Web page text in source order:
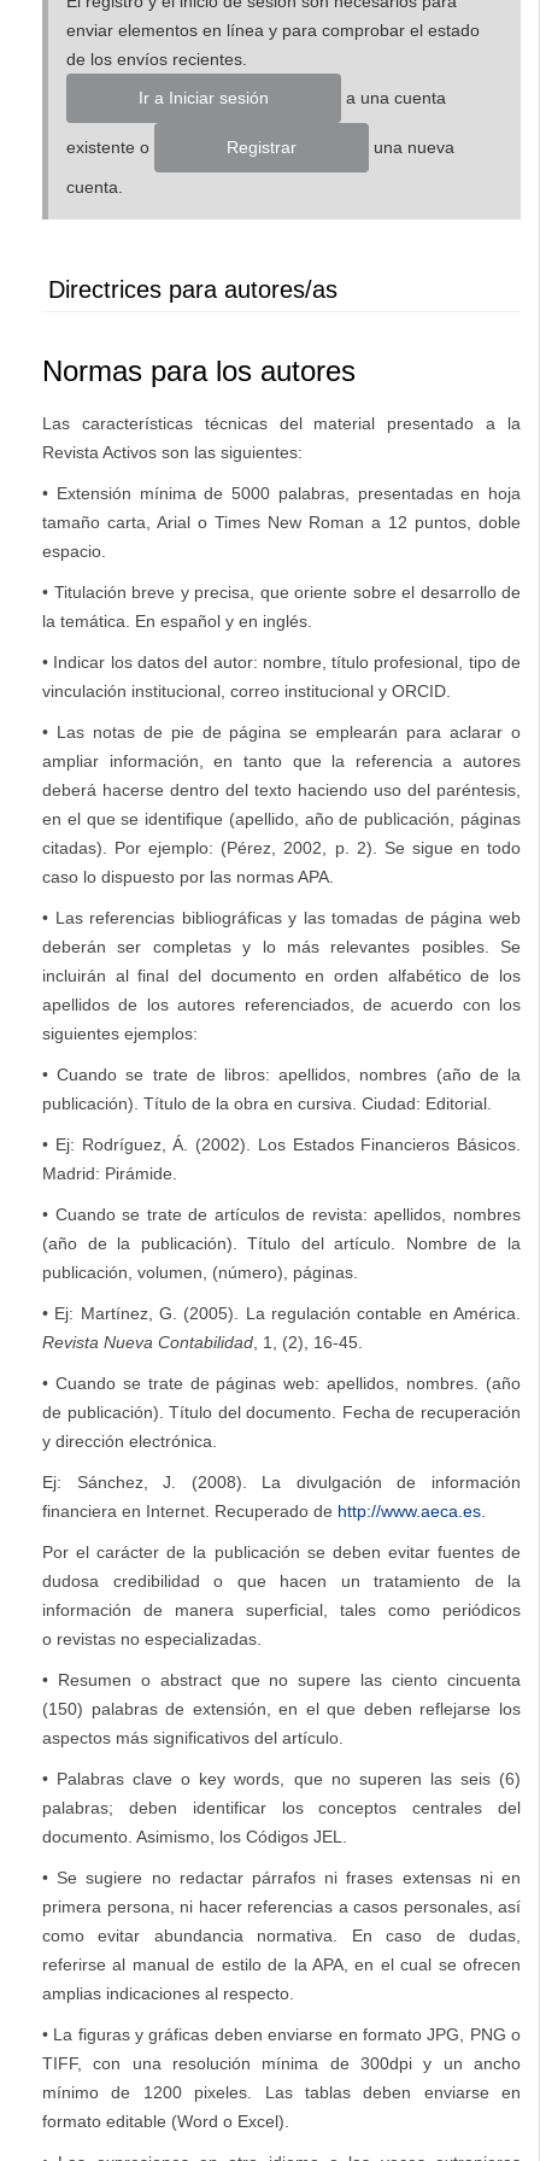
enviar elementos en línea y para comprobar el estado
de los envíos recientes.
Ir a Iniciar sesión
a una cuenta
existente o Registrar una nueva
cuenta.
Directrices para autores/as
Normas para los autores
Las características técnicas del material presentado a la
Revista Activos son las siguientes:
• Extensión mínima de 5000 palabras, presentadas en hoja
tamaño carta, Arial o Times New Roman a 12 puntos, doble
espacio.
• Titulación breve y precisa, que oriente sobre el desarrollo de
la temática. En español y en inglés.
• Indicar los datos del autor: nombre, título profesional, tipo de
vinculación institucional, correo institucional y ORCID.
• Las notas de pie de página se emplearán para aclarar o
ampliar información, en tanto que la referencia a autores
deberá hacerse dentro del texto haciendo uso del paréntesis,
en el que se identifique (apellido, año de publicación, páginas
citadas). Por ejemplo: (Pérez, 2002, p. 2). Se sigue en todo
caso lo dispuesto por las normas APA.
• Las referencias bibliográficas y las tomadas de página web
deberán ser completas y lo más relevantes posibles. Se
incluirán al final del documento en orden alfabético de los
apellidos de los autores referenciados, de acuerdo con los
siguientes ejemplos:
• Cuando se trate de libros: apellidos, nombres (año de la
publicación). Título de la obra en cursiva. Ciudad: Editorial.
• Ej: Rodríguez, Á. (2002). Los Estados Financieros Básicos.
Madrid: Pirámide.
• Cuando se trate de artículos de revista: apellidos, nombres
(año de la publicación). Título del artículo. Nombre de la
publicación, volumen, (número), páginas.
• Ej: Martínez, G. (2005). La regulación contable en América.
Revista Nueva Contabilidad , 1, (2), 16-45.
• Cuando se trate de páginas web: apellidos, nombres. (año
de publicación). Título del documento. Fecha de recuperación
y dirección electrónica.
Ej: Sánchez, J. (2008). La divulgación de información
financiera en Internet. Recuperado de http://www.aeca.es
Por el carácter de la publicación se deben evitar fuentes de
dudosa credibilidad o que hacen un tratamiento de la
información de manera superficial, tales como periódicos
o revistas no especializadas.
• Resumen o abstract que no supere las ciento cincuenta
(150) palabras de extensión, en el que deben reflejarse los
aspectos más significativos del artículo.
• Palabras clave o key words, que no superen las seis (6)
palabras; deben identificar los conceptos centrales del
documento. Asimismo, los Códigos JEL.
• Se sugiere no redactar párrafos ni frases extensas ni en
primera persona, ni hacer referencias a casos personales, así
como evitar abundancia normativa. En caso de dudas,
referirse al manual de estilo de la APA, en el cual se ofrecen
amplias indicaciones al respecto.
• La figuras y gráficas deben enviarse en formato JPG, PNG o
TIFF, con una resolución mínima de 300dpi y un ancho
mínimo de 1200 pixeles. Las tablas deben enviarse en
formato editable (Word o Excel).